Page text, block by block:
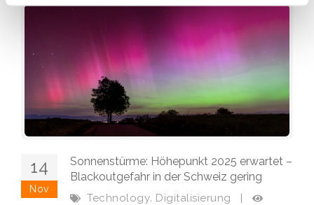
14
Nov
Sonnenstürme: Höhepunkt 2025 erwartet –
Blackoutgefahr in der Schweiz gering
Technology, Digitalisierung
|